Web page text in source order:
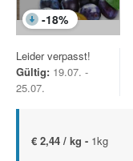
-18%
Leider verpasst!
Gültig: 19.07. -
25.07.
€ 2,44 / kg - 1kg